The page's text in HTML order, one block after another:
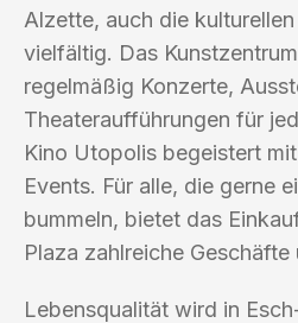
Alzette, auch die
vielfältig. Das
regelmäßig Konzerte,
Theateraufführungen für
Kino Utopolis begeistert
Events. Für alle, die gerne
bummeln, bietet das
Plaza zahlreiche Geschäfte
Lebensqualität wird in